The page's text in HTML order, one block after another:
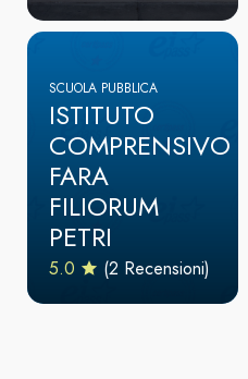
SCUOLA PUBBLICA
ISTITUTO
COMPRENSIVO
FARA
FILIORUM
PETRI
5.0 (2 Recensioni)